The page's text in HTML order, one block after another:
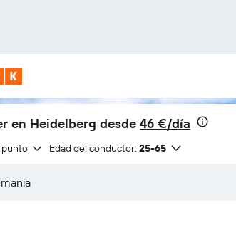
en Heidelberg desde 46 €/día
punto Edad del conductor: 25-65